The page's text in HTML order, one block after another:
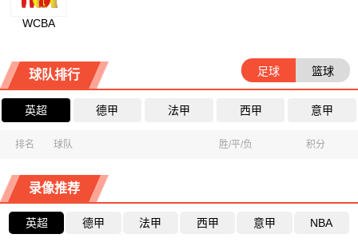
WCBA
球队排行 足球 篮球
英超 德甲 法甲 西甲 意甲
排名 球队 胜/平/负 积分
录像推荐
英超 德甲 法甲 西甲 意甲 NBA